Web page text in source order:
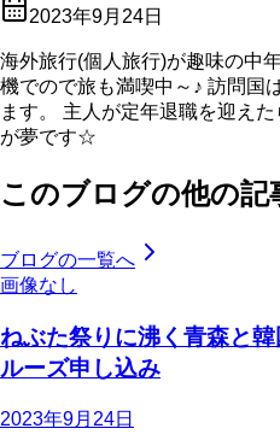
2023年9月24日
海外旅行(個人旅行)が趣味の中
機でので旅も満喫中～♪ 訪問国
ます。 主人が定年退職を迎え
が夢です☆
このブログの他の記
ブログの一覧へ
画像なし
ねぶた祭りに沸く青森と
ルーズ申し込み
2023年9月24日